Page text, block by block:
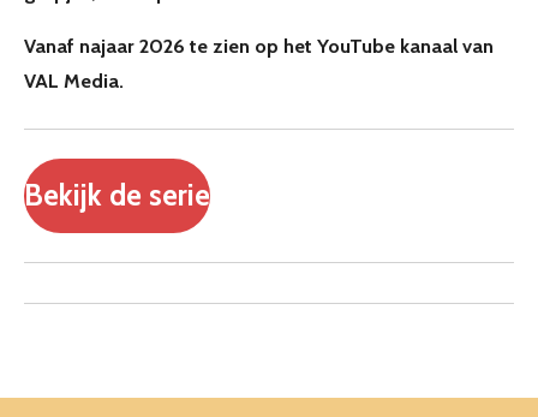
Vanaf najaar 2026 te zien op het YouTube kanaal van
VAL Media.
Bekijk de serie